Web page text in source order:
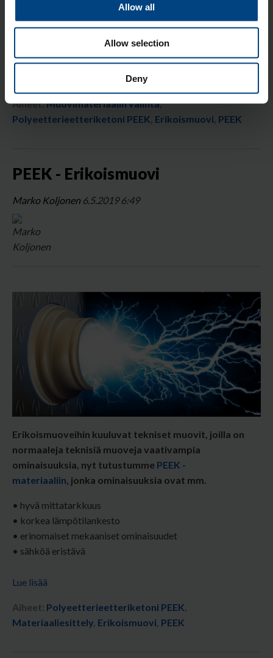
Allow all
Allow selection
Deny
Niin minustakin, saanko esitelläPEEK,
polyeetterieetteriketoni.
Aiheet:Muovimateriaalin valinta,
Polyeetterieetteriketoni PEEK Erikoismuovi PEEK
PEEK - Erikoismuovi
Marko Koljonen 6.5.2019 6:49
Erikoismuoveihin kuuluvat tekniset muovit, joilla on
normaaleja teknisiä muoveja vaativampia
ominaisuuksia, nyt tutustumme PEEK -
materiaaliin, jonka ominaisuuksia ovat mm.
• hyvä mittatarkkuus
• korkea lämpötilankesto
• erinomaiset mekaaniset ominaisuudet
• sähköä eristävä
Lue lisää
Aiheet: Polyeetterieetteriketoni PEEK,
Materiaaliesittely, Erikoismuovi, PEEK